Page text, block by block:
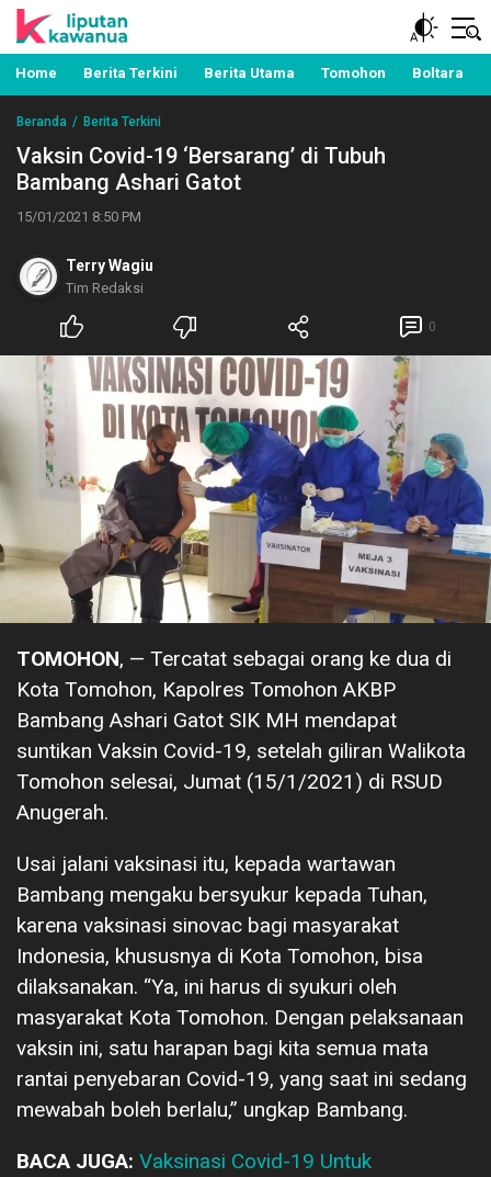
Liputan Kawanua
Berita Manado, Sulawesi Utara, Kawanua, Politik,
Pemerintahan, Hukum Kriminal dan Nasional
Home Berita Terkini Berita Utama Tomohon Boltara
Beranda Berita Terkini
Vaksin Covid-19 ‘Bersarang’ di Tubuh
Bambang Ashari Gatot
15/01/2021 8:50 PM
Terry Wagiu
Tim Redaksi
0
TOMOHON, — Tercatat sebagai orang ke dua di
Kota Tomohon, Kapolres Tomohon AKBP
Bambang Ashari Gatot SIK MH mendapat
suntikan Vaksin Covid-19, setelah giliran Walikota
Tomohon selesai, Jumat (15/1/2021) di RSUD
Anugerah.
Usai jalani vaksinasi itu, kepada wartawan
Bambang mengaku bersyukur kepada Tuhan,
karena vaksinasi sinovac bagi masyarakat
Indonesia, khususnya di Kota Tomohon, bisa
dilaksanakan. “Ya, ini harus di syukuri oleh
masyarakat Kota Tomohon. Dengan pelaksanaan
vaksin ini, satu harapan bagi kita semua mata
rantai penyebaran Covid-19, yang saat ini sedang
mewabah boleh berlalu,” ungkap Bambang.
BACA JUGA: Vaksinasi Covid-19 Untuk